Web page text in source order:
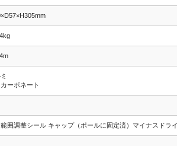
ーボネート
囲調整シール キャップ（ポールに固定済）マイナスドラ